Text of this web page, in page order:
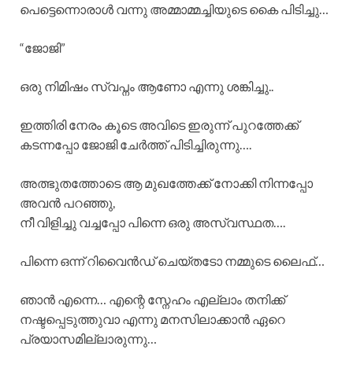
പെട്ടെന്നൊരാൾ വന്നു അമ്മാമ്മച്ചിയുടെ കൈ പിടിച്ചു…
“ജോജി”
ഒരു നിമിഷം സ്വപ്നം ആണോ എന്നു ശങ്കിച്ചു..
ഇത്തിരി നേരം കൂടെ അവിടെ ഇരുന്ന് പുറത്തേക്ക്
കടന്നപ്പോ ജോജി ചേർത്ത് പിടിച്ചിരുന്നു….
അത്ഭുതത്തോടെ ആ മുഖത്തേക്ക് നോക്കി നിന്നപ്പോ
അവൻ പറഞ്ഞു,
നീ വിളിച്ചു വച്ചപ്പോ പിന്നെ ഒരു അസ്വസ്ഥത….
പിന്നെ ഒന്ന് റിവൈൻഡ് ചെയ്തടോ നമ്മുടെ ലൈഫ്…
ഞാൻ എന്നെ… എന്റെ സ്നേഹം എല്ലാം തനിക്ക്
നഷ്ടപ്പെടുത്തുവാ എന്നു മനസിലാക്കാൻ ഏറെ
പ്രയാസമില്ലാരുന്നു…